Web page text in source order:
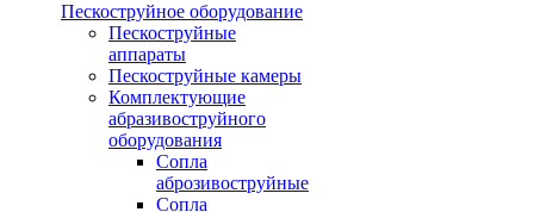
Пескоструйное оборудование
Пескоструйные
аппараты
Пескоструйные камеры
Комплектующие
абразивоструйного
оборудования
Сопла
аброзивоструйные
Сопла